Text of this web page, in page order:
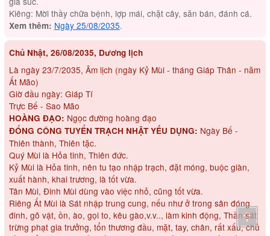
Kiêng: Mời thầy chữa bệnh, lợp mái, chặt cây, săn bán, đánh cá.
Xem thêm: Ngày 25/08/2035.
Chủ Nhật, 26/08/2035, Dương lịch
Là ngày 23/7/2035, Âm lịch (ngày Kỷ Mùi - tháng Giáp Thân - năm
Ất Mão)
Giờ đầu ngày: Giáp Tí
Trực Bế - Sao Mão
HOÀNG ĐẠO: Ngọc đường hoàng đạo
ĐỔNG CÔNG TUYỂN TRẠCH NHẬT YẾU DỤNG: Ngày Bế -
Thiên thành, Thiên tặc.
Quý Mùi là Hỏa tinh, Thiên đức.
Kỷ Mùi là Hỏa tinh, nên tu tạo nhập trạch, đặt móng, buộc giàn,
xuất hành, khai trương, là tốt vừa.
Tân Mùi, Đinh Mùi dùng vào việc nhỏ, cũng tốt vừa.
Riêng Ất Mùi là Sát nhập trung cung, nếu như ở trong sân đóng
đinh, gõ vật, ồn, ào, gọi to, kêu gào,v.v.., làm kinh động, Thần sát
trừng phạt gia trưởng, tổn thương đầu, mặt, tay, chân, rất xấu, chủ